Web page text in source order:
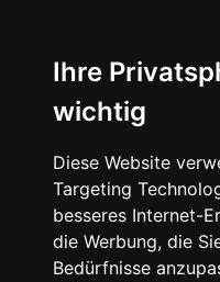
Ihre
wichtig
Diese Website
Targeting
besseres Internet-
die Werbung, die
Bedürfnisse